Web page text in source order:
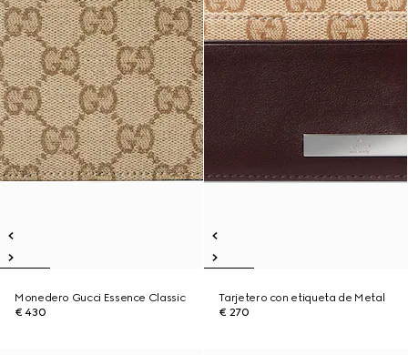
Monedero Gucci Essence Classic
€ 430
Tarjetero con etiqueta de Metal
€ 270